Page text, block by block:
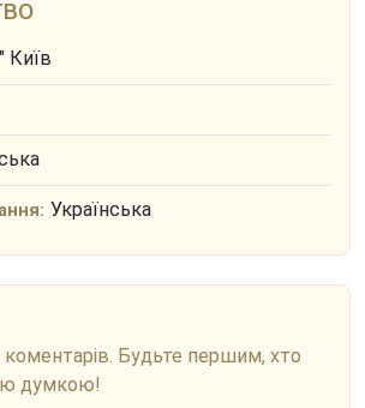
Київ
Українська
Будьте першим, хто
думкою!